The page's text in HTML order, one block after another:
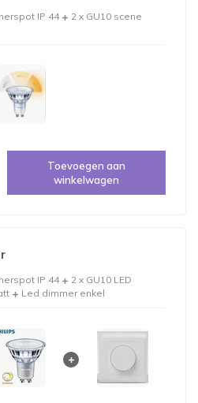
IP 44
2 x GU10 scene
Toevoegen aan
winkelwagen
IP 44
2 x GU10 LED
Led dimmer enkel